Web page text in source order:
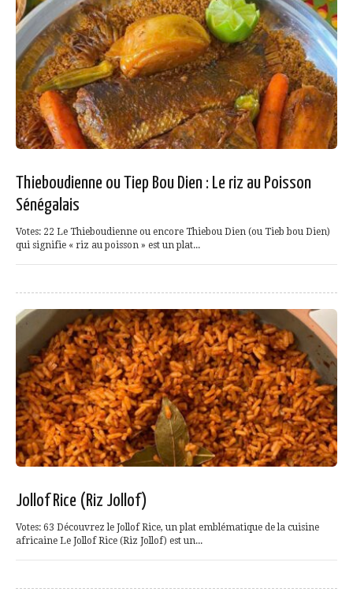
Thieboudienne ou Tiep Bou Dien : Le riz au Poisson
Sénégalais
Votes: 22 Le Thieboudienne ou encore Thiebou Dien (ou Tieb bou Dien)
qui signifie « riz au poisson » est un plat...
Jollof Rice (Riz Jollof)
Votes: 63 Découvrez le Jollof Rice, un plat emblématique de la cuisine
africaine Le Jollof Rice (Riz Jollof) est un...